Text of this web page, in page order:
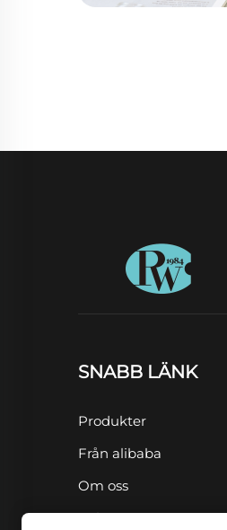
SNABB LÄNK
Produkter
Från alibaba
Om oss
Nyheter